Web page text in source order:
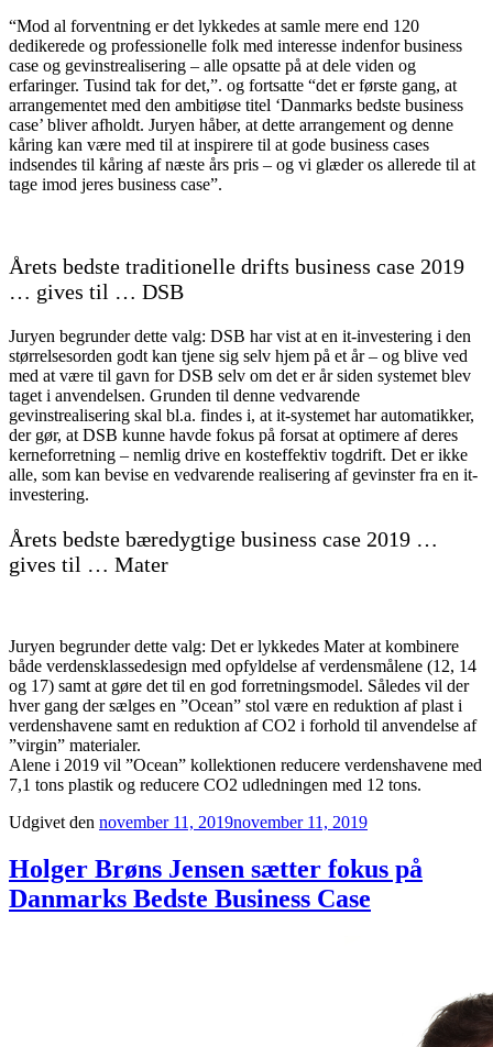
“Mod al forventning er det lykkedes at samle mere end 120
dedikerede og professionelle folk med interesse indenfor business
case og gevinstrealisering – alle opsatte på at dele viden og
erfaringer. Tusind tak for det,”. og fortsatte “det er første gang, at
arrangementet med den ambitiøse titel ‘Danmarks bedste business
case’ bliver afholdt. Juryen håber, at dette arrangement og denne
kåring kan være med til at inspirere til at gode business cases
indsendes til kåring af næste års pris – og vi glæder os allerede til at
tage imod jeres business case”.
Årets bedste traditionelle drifts business case 2019
… gives til … DSB
Juryen begrunder dette valg: DSB har vist at en it-investering i den
størrelsesorden godt kan tjene sig selv hjem på et år – og blive ved
med at være til gavn for DSB selv om det er år siden systemet blev
taget i anvendelsen. Grunden til denne vedvarende
gevinstrealisering skal bl.a. findes i, at it-systemet har automatikker,
der gør, at DSB kunne havde fokus på forsat at optimere af deres
kerneforretning – nemlig drive en kosteffektiv togdrift. Det er ikke
alle, som kan bevise en vedvarende realisering af gevinster fra en it-
investering.
Årets bedste bæredygtige business case 2019 …
gives til … Mater
Juryen begrunder dette valg: Det er lykkedes Mater at kombinere
både verdensklassedesign med opfyldelse af verdensmålene (12, 14
og 17) samt at gøre det til en god forretningsmodel. Således vil der
hver gang der sælges en ”Ocean” stol være en reduktion af plast i
verdenshavene samt en reduktion af CO2 i forhold til anvendelse af
”virgin” materialer.
Alene i 2019 vil ”Ocean” kollektionen reducere verdenshavene med
7,1 tons plastik og reducere CO2 udledningen med 12 tons.
Udgivet den november 11, 2019november 11, 2019
Holger Brøns Jensen sætter fokus på
Danmarks Bedste Business Case